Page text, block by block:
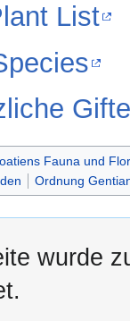
List
Fauna und
Ordnung
wurde